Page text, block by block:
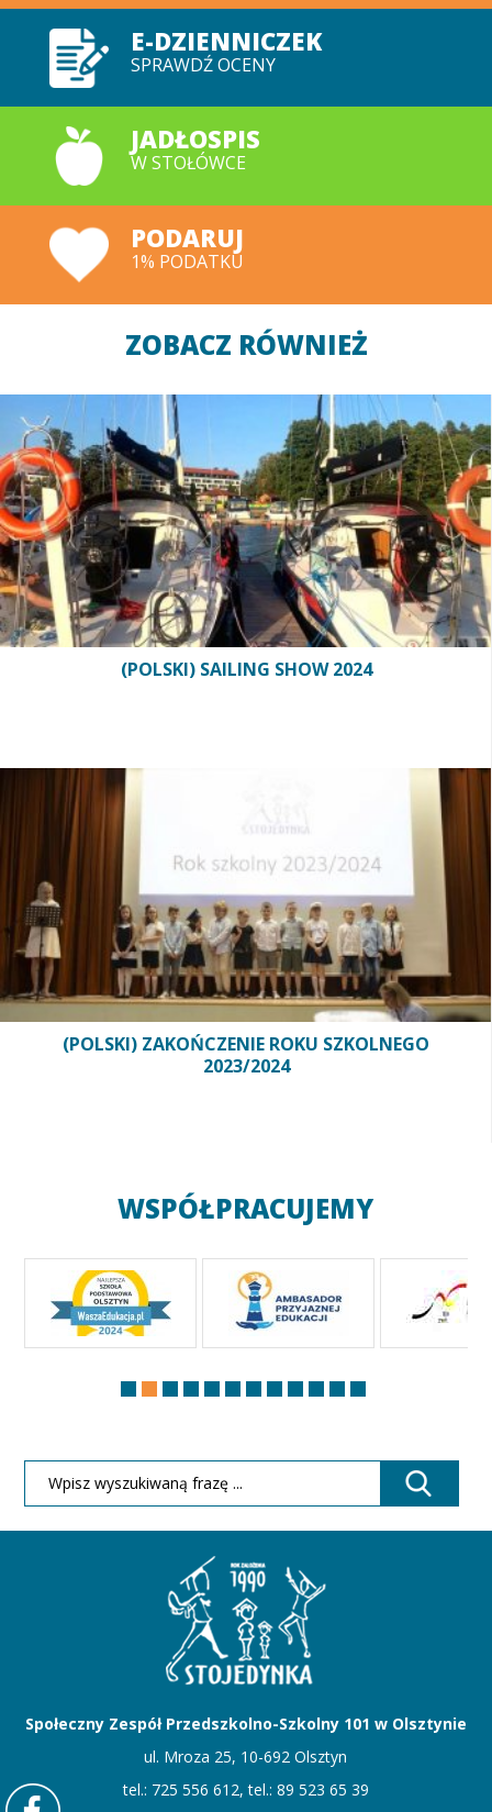
E-DZIENNICZEK
SPRAWDŹ OCENY
JADŁOSPIS
W STOŁÓWCE
PODARUJ
1% PODATKU
ZOBACZ RÓWNIEŻ
(POLSKI) SAILING SHOW 2024
(POLSKI) ZAKOŃCZENIE ROKU SZKOLNEGO
2023/2024
WSPÓŁPRACUJEMY
Społeczny Zespół Przedszkolno-Szkolny 101 w Olsztynie
ul. Mroza 25, 10-692 Olsztyn
tel.: 725 556 612, tel.: 89 523 65 39